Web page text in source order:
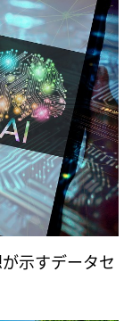
示すデータセ